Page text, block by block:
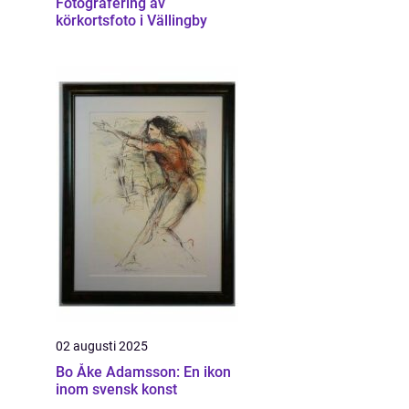
körkortsfoto i Vällingby
02 augusti 2025
Bo Åke Adamsson: En ikon
inom svensk konst